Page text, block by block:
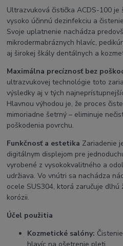
Ultrazvuková čistička ACDS-100
vysoko účinnú dezinfekciu a
Svoje uplatnenie nachádza
mikrodermabráznych hlavíc,
aj širokej škály dentálnych a
Maximálna precíznosť bez
ultrazvukovej technológie toto
výsledky aj v tých
Hlavnou výhodou je, že proces
mimoriadne šetrný – eliminuje
poškodenia povrchu.
Funkčnosť a estetika Zariadenie
digitálnym displejom pre
vyrobené z vysokokvalitného a
udržiava. Vo vnútri sa nachádza
ocele SUS304, ktorá zaručuje
korózii.
Účel použitia
Kozmetické salóny: